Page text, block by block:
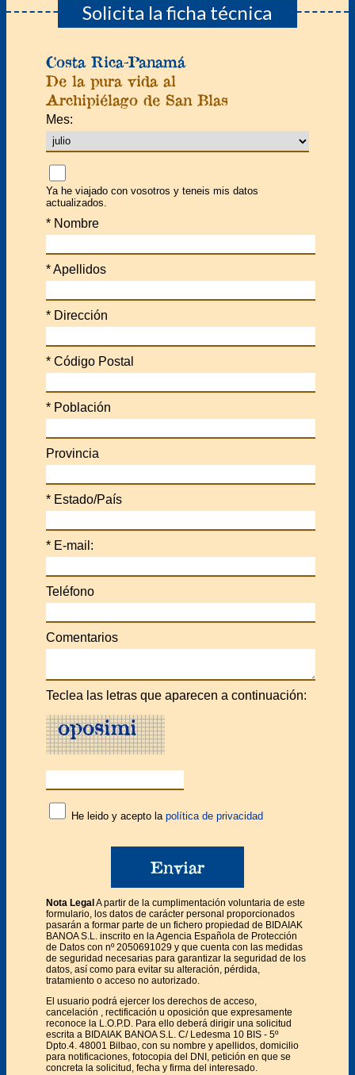
Solicita la ficha técnica
Costa Rica-Panamá
De la pura vida al
Archipiélago de San Blas
Mes:
Ya he viajado con vosotros y teneis mis datos
actualizados.
* Nombre
*Apellidos
* Dirección
* Código Postal
* Población
Provincia
* Estado/País
* E-mail:
Teléfono
Comentarios
Teclea las letras que aparecen a continuación:
He leido y acepto la política de privacidad
Nota Legal A partir de la cumplimentación voluntaria de este
formulario, los datos de carácter personal proporcionados
pasarán a formar parte de un fichero propiedad de BIDAIAK
BANOA S.L. inscrito en la Agencia Española de Protección
de Datos con nº 2050691029 y que cuenta con las medidas
de seguridad necesarias para garantizar la seguridad de los
datos, así como para evitar su alteración, pérdida,
tratamiento o acceso no autorizado.
El usuario podrá ejercer los derechos de acceso,
cancelación , rectificación u oposición que expresamente
reconoce la L.O.P.D. Para ello deberá dirigir una solicitud
escrita a BIDAIAK BANOA S.L. C/ Ledesma 10 BIS - 5º
Dpto.4. 48001 Bilbao, con su nombre y apellidos, domicilio
para notificaciones, fotocopia del DNI, petición en que se
concreta la solicitud, fecha y firma del interesado.